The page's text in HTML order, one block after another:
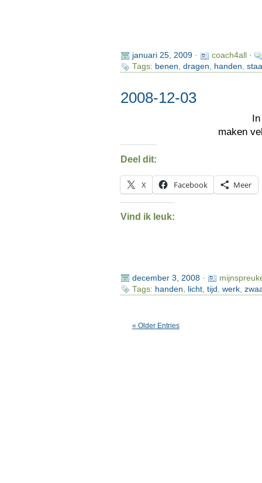
januari 25, 2009·
coach4all ·
Tags: benen, dragen, handen,
2008-12-03
maken
Deel dit:
X Facebook Meer
Vind ik leuk:
december 3, 2008·
Tags: handen licht, tijd werk,
« Older Entries